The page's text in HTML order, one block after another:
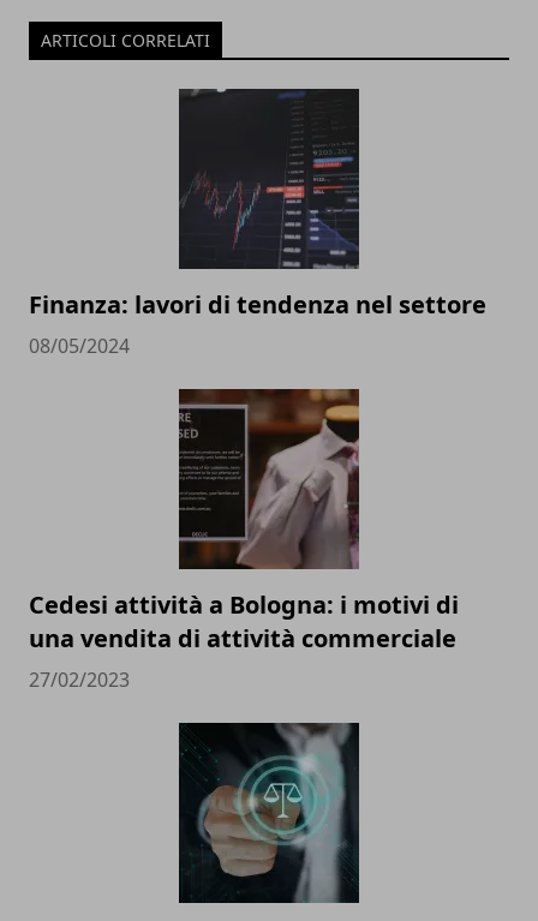
ARTICOLI CORRELATI
Finanza: lavori di tendenza nel settore
08/05/2024
Cedesi attività a Bologna: i motivi di
una vendita di attività commerciale
27/02/2023